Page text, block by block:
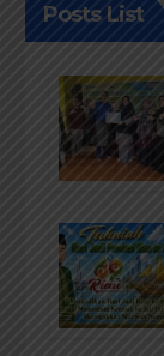
Posts List